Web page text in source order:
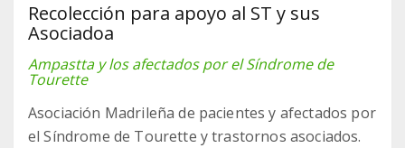
Recolección para apoyo al ST y sus
Asociadoa
Ampastta y los afectados por el Síndrome de
Tourette
Asociación Madrileña de pacientes y afectados por
el Síndrome de Tourette y trastornos asociados.